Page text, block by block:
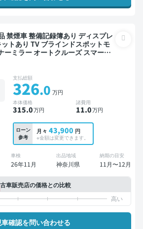
トあり TV ブラインドスポットモ
ーミラー オートクルーズ スマート
ア バックモニター 全方位カメラ ド
減
支払総額
326.0 万円
本体価格
315.0万円
諸費用
11.0万円
ローン
参考
月々 43,900 円
※金額は変更できます。
車検
26年11月
出品地域
神奈川県
納期の目安
11月〜12月
車販売店の価格との比較
確認を問い合わせる